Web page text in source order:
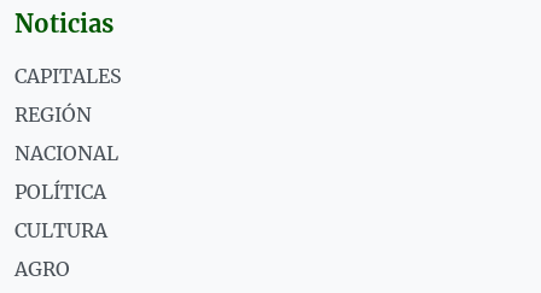
Noticias
CAPITALES
REGIÓN
NACIONAL
POLÍTICA
CULTURA
AGRO